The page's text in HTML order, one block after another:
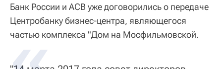
Банк России и АСВ уже договорились о передаче
Центробанку бизнес-центра, являющегося
частью комплекса "Дом на Мосфильмовской.